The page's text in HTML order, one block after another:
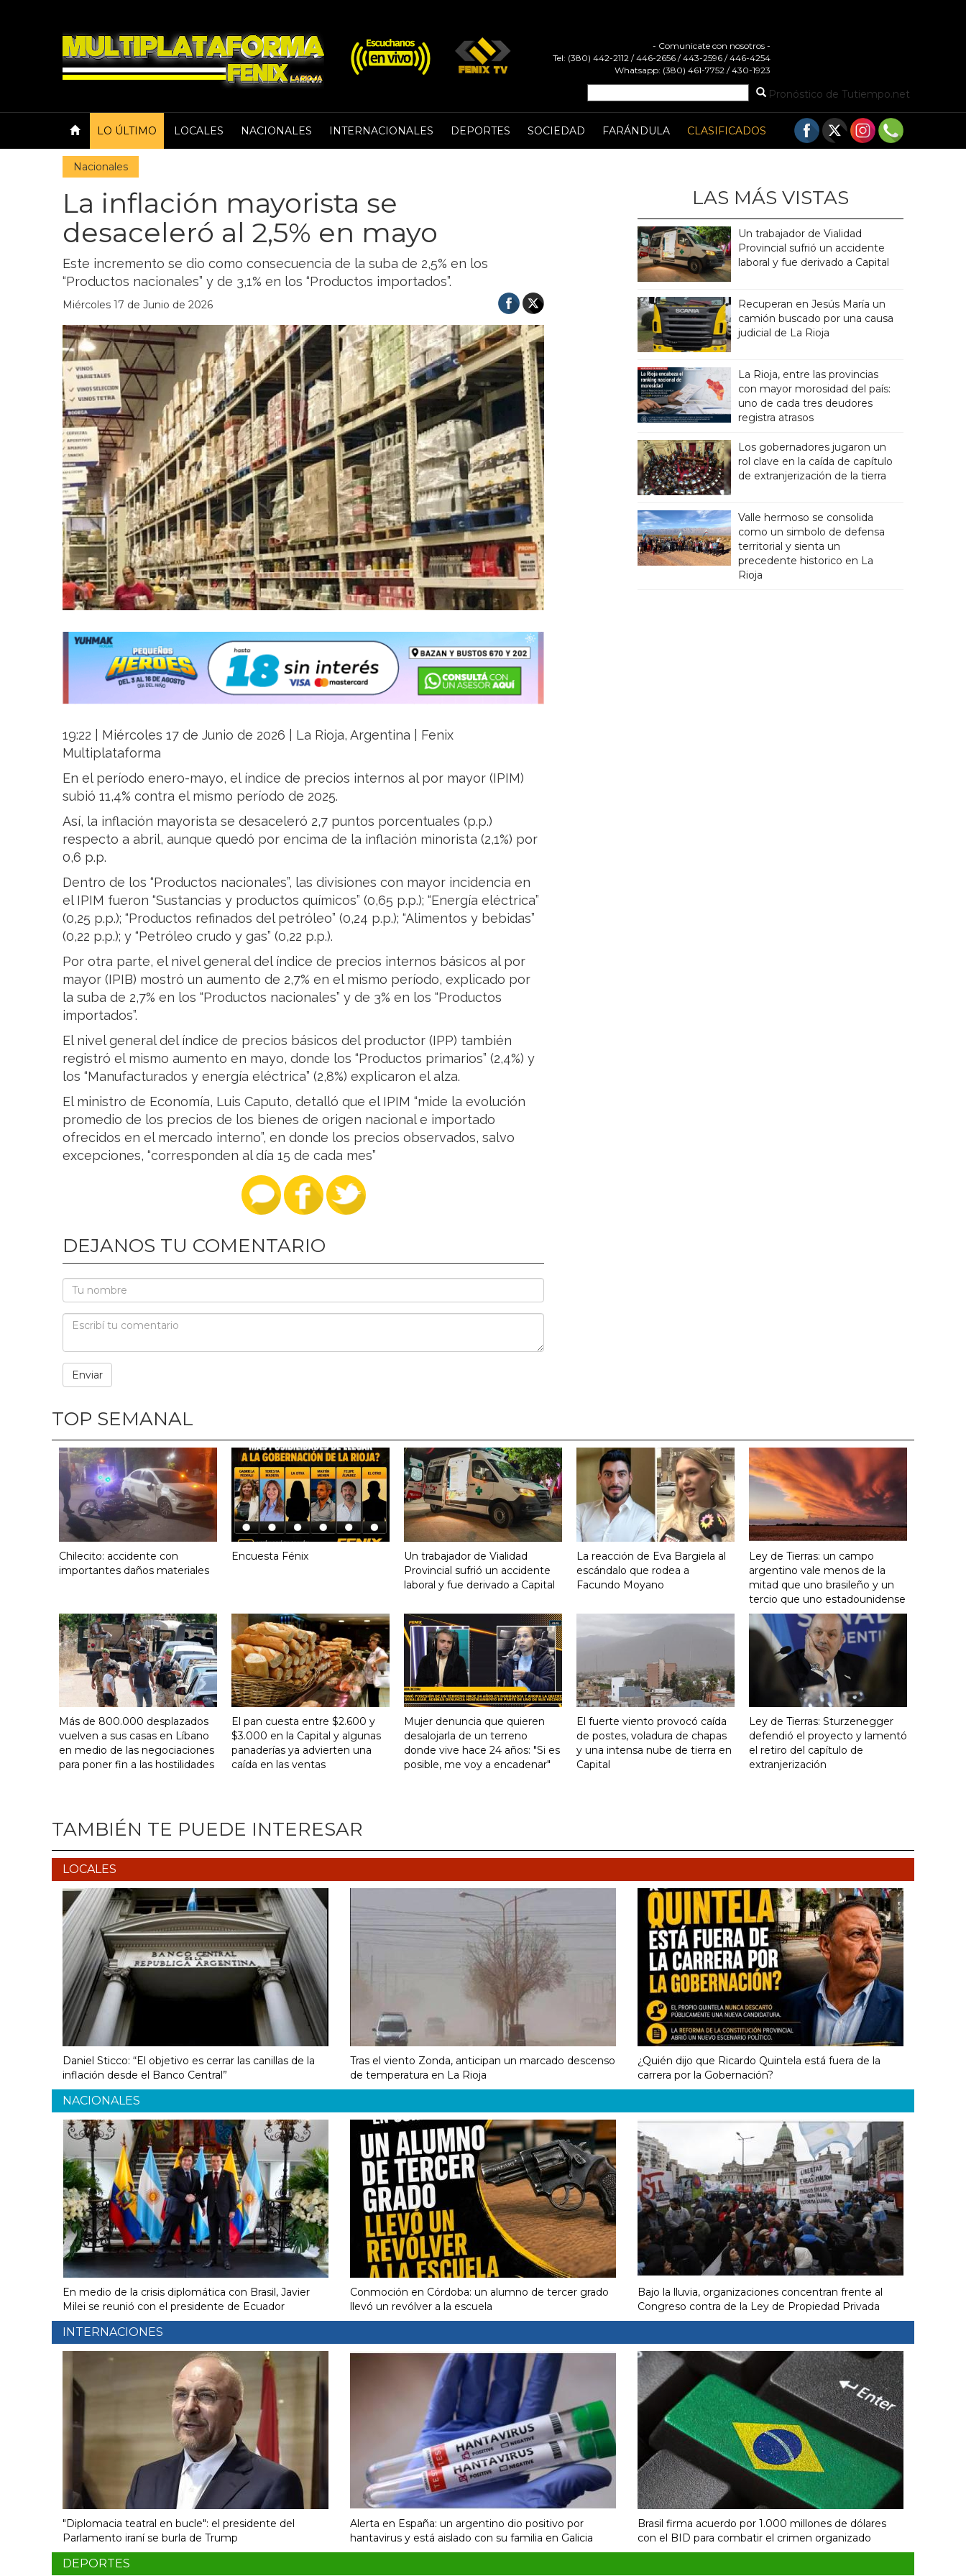
- Comunicate con nosotros -
Tel: (380) 442-2112 / 446-2656 / 443-2596 / 446-4254
Whatsapp: (380) 461-7752 / 430-1923
Pronóstico de Tutiempo.net
LO ÚLTIMO LOCALES NACIONALES INTERNACIONALES DEPORTES SOCIEDAD FARÁNDULA CLASIFICADOS
Nacionales
La inflación mayorista se
desaceleró al 2,5% en mayo
Este incremento se dio como consecuencia de la suba de 2,5% en los
“Productos nacionales” y de 3,1% en los “Productos importados”.
Miércoles 17 de Junio de 2026
19:22 | Miércoles 17 de Junio de 2026 | La Rioja, Argentina | Fenix
Multiplataforma
En el período enero-mayo, el índice de precios internos al por mayor (IPIM)
subió 11,4% contra el mismo período de 2025.
Así, la inflación mayorista se desaceleró 2,7 puntos porcentuales (p.p.)
respecto a abril, aunque quedó por encima de la inflación minorista (2,1%) por
0,6 p.p.
Dentro de los “Productos nacionales”, las divisiones con mayor incidencia en
el IPIM fueron “Sustancias y productos químicos” (0,65 p.p.); “Energía eléctrica”
(0,25 p.p.); “Productos refinados del petróleo” (0,24 p.p.); “Alimentos y bebidas”
(0,22 p.p.); y “Petróleo crudo y gas” (0,22 p.p.).
Por otra parte, el nivel general del índice de precios internos básicos al por
mayor (IPIB) mostró un aumento de 2,7% en el mismo período, explicado por
la suba de 2,7% en los “Productos nacionales” y de 3% en los “Productos
importados”.
El nivel general del índice de precios básicos del productor (IPP) también
registró el mismo aumento en mayo, donde los “Productos primarios” (2,4%) y
los “Manufacturados y energía eléctrica” (2,8%) explicaron el alza.
El ministro de Economía, Luis Caputo, detalló que el IPIM “mide la evolución
promedio de los precios de los bienes de origen nacional e importado
ofrecidos en el mercado interno”, en donde los precios observados, salvo
excepciones, “corresponden al día 15 de cada mes”
DEJANOS TU COMENTARIO
LAS MÁS VISTAS
Un trabajador de Vialidad
Provincial sufrió un accidente
laboral y fue derivado a Capital
Recuperan en Jesús María un
camión buscado por una causa
judicial de La Rioja
La Rioja, entre las provincias
con mayor morosidad del país:
uno de cada tres deudores
registra atrasos
Los gobernadores jugaron un
rol clave en la caída de capítulo
de extranjerización de la tierra
Valle hermoso se consolida
como un simbolo de defensa
territorial y sienta un
precedente historico en La
Rioja
TOP SEMANAL
Chilecito: accidente con
importantes daños materiales
Encuesta Fénix
Un trabajador de Vialidad
Provincial sufrió un accidente
laboral y fue derivado a Capital
La reacción de Eva Bargiela al
escándalo que rodea a
Facundo Moyano
Ley de Tierras: un campo
argentino vale menos de la
mitad que uno brasileño y un
tercio que uno estadounidense
Más de 800.000 desplazados
vuelven a sus casas en Líbano
en medio de las negociaciones
para poner fin a las hostilidades
El pan cuesta entre $2.600 y
$3.000 en la Capital y algunas
panaderías ya advierten una
caída en las ventas
Mujer denuncia que quieren
desalojarla de un terreno
donde vive hace 24 años: "Si es
posible, me voy a encadenar"
El fuerte viento provocó caída
de postes, voladura de chapas
y una intensa nube de tierra en
Capital
Ley de Tierras: Sturzenegger
defendió el proyecto y lamentó
el retiro del capítulo de
extranjerización
TAMBIÉN TE PUEDE INTERESAR
LOCALES
Daniel Sticco: “El objetivo es cerrar las canillas de la
inflación desde el Banco Central”
Tras el viento Zonda, anticipan un marcado descenso
de temperatura en La Rioja
¿Quién dijo que Ricardo Quintela está fuera de la
carrera por la Gobernación?
NACIONALES
En medio de la crisis diplomática con Brasil, Javier
Milei se reunió con el presidente de Ecuador
Conmoción en Córdoba: un alumno de tercer grado
llevó un revólver a la escuela
Bajo la lluvia, organizaciones concentran frente al
Congreso contra de la Ley de Propiedad Privada
INTERNACIONES
"Diplomacia teatral en bucle": el presidente del
Parlamento iraní se burla de Trump
Alerta en España: un argentino dio positivo por
hantavirus y está aislado con su familia en Galicia
Brasil firma acuerdo por 1.000 millones de dólares
con el BID para combatir el crimen organizado
DEPORTES